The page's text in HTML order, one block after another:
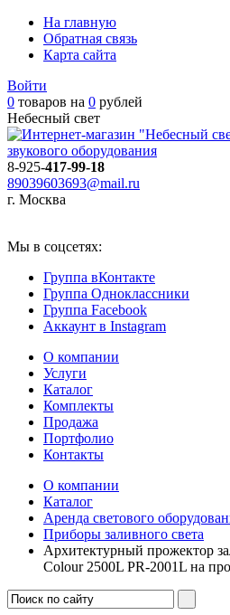
На главную
Обратная связь
Карта сайта
Войти
0 товаров на 0 рублей
Небесный свет
звукового оборудования
8-925-417-99-18
89039603693@mail.ru
г. Москва
Мы в соцсетях:
Группа вКонтакте
Группа Одноклассники
Группа Facebook
Аккаунт в Instagram
О компании
Услуги
Каталог
Комплекты
Продажа
Портфолио
Контакты
О компании
Каталог
Аренда светового
Приборы заливного света
Архитектурный прожектор
Colour 2500L PR-2001L на